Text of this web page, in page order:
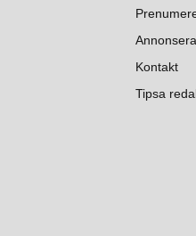
Annonsera
Kontakt
Tipsa